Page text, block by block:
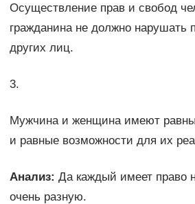
Осуществление прав и свобод
гражданина не должно нарушать
других лиц.
3.
Мужчина и женщина имеют
и равные возможности для их
Анализ: Да каждый имеет право
очень разную.